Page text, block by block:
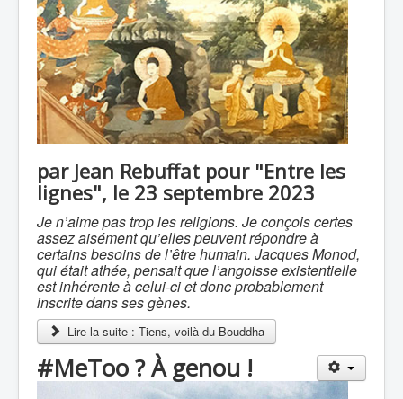
par Jean Rebuffat pour "Entre les
lignes", le 23 septembre 2023
Je n’aime pas trop les religions. Je conçois certes
assez aisément qu’elles peuvent répondre à
certains besoins de l’être humain. Jacques Monod,
qui était athée, pensait que l’angoisse existentielle
est inhérente à celui-ci et donc probablement
inscrite dans ses gènes.
Lire la suite : Tiens, voilà du Bouddha
#MeToo ? À genou !